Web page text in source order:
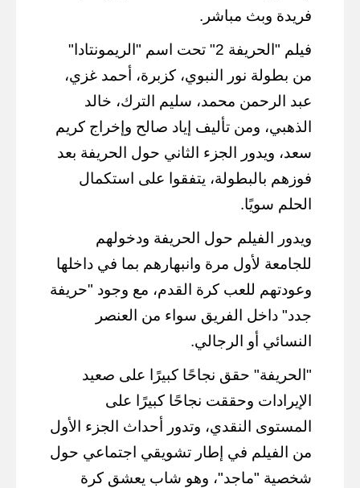
فريدة وبث مباشر.
فيلم "الحريفة 2" تحت اسم "الريمونتادا"
من بطولة نور النبوي، كزبرة، أحمد غزي،
عبد الرحمن محمد، سليم الترك، خالد
الذهبي، ومن تأليف إياد صالح وإخراج كريم
سعد، ويدور الجزء الثاني حول الحريفة بعد
فوزهم بالبطولة، يتفقوا على استكمال
الحلم سويًا.
ويدور الفيلم حول الحريفة ودخولهم
للجامعة لأول مرة وانبهارهم بما في داخلها
وعودتهم للعب كرة القدم، مع وجود "حريفة
جدد" داخل الفريق سواء من العنصر
النسائي أو الرجالي.
"الحريفة" حقق نجاحًا كبيرًا على صعيد
الإيرادات وحققت نجاحًا كبيرًا على
المستوى النقدي، وتدور أحداث الجزء الأول
من الفيلم في إطار تشويقي اجتماعي حول
شخصية "ماجد"، وهو شاب يعشق كرة